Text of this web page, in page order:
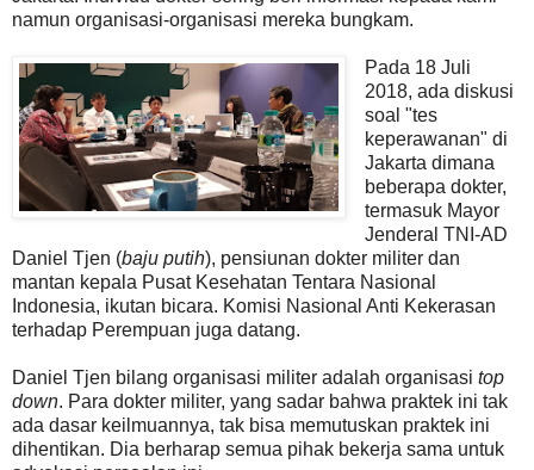
namun organisasi-organisasi mereka bungkam.
Pada 18 Juli
2018, ada diskusi
soal "tes
keperawanan" di
Jakarta dimana
beberapa dokter,
termasuk Mayor
Jenderal TNI-AD
Daniel Tjen (baju putih), pensiunan dokter militer dan
mantan kepala Pusat Kesehatan Tentara Nasional
Indonesia, ikutan bicara. Komisi Nasional Anti Kekerasan
terhadap Perempuan juga datang.
Daniel Tjen bilang organisasi militer adalah organisasi top
down. Para dokter militer, yang sadar bahwa praktek ini tak
ada dasar keilmuannya, tak bisa memutuskan praktek ini
dihentikan. Dia berharap semua pihak bekerja sama untuk